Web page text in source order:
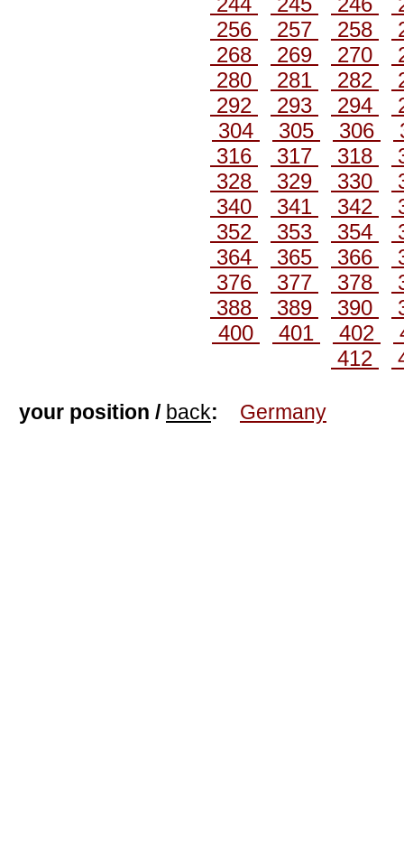
256
257 258
268
269 270
280
281 282
292
293 294
304
305 306
316
317 318
328
329 330
340
341 342
352
353 354
364
365 366
376
377 378
388
389 390
400
401 402
412
your position / back: Germany